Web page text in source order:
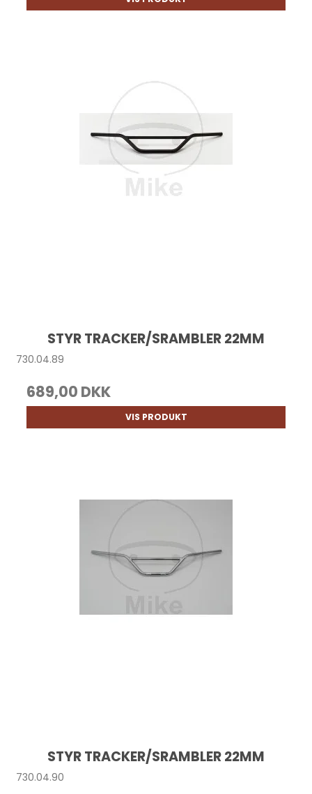
STYR TRACKER/SRAMBLER 22MM
730.04.89
689,00 DKK
VIS PRODUKT
STYR TRACKER/SRAMBLER 22MM
730.04.90